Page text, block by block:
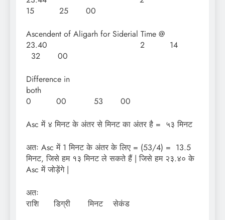
15 25 00
Ascendent of Aligarh for Siderial Time @
23.40 2 14
32 00
Difference in
0 00 53 00
Asc में ४ मिनट के अंतर से मिनट का अंतर है = ५३ मिनट
अतः Asc में 1 मिनट के अंतर के लिए = (53/4) = 13.5
मिनट, जिसे हम १३ मिनट ले सकते हैं | जिसे हम २३.४० के
Asc में जोड़ेंगे |
राशि डिग्री मिनट सेकंड